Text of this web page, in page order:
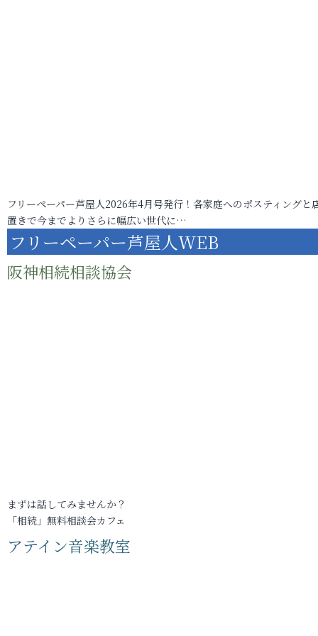
フリーペーパー芦屋人2026年4月号発行！各家庭へのポスティングと
置きで今までよりさらに幅広い世代に…
フリーペーパー芦屋人WEB
阪神相続相談協会
まずは話してみませんか？
「相続」無料相談会カフェ
アテイン音楽教室